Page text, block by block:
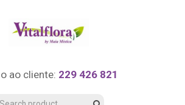
ao cliente: 229 426 821